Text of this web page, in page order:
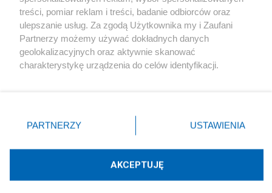
X Facebook Instagram Youtube
Technologię dostarcza:W3media.pl
treści, pomiar reklam i treści, badanie odbiorców oraz
ulepszanie usług. Za zgodą Użytkownika my i Zaufani
Partnerzy możemy używać dokładnych danych
geolokalizacyjnych oraz aktywnie skanować
charakterystykę urządzenia do celów identyfikacji.
zmienić/wycofać klikając przycisk ustawień prywatności
znajdujący się w lewym dolnym rogu strony
rodzaje przetwarzania danych nie wymagają zgody
użytkownika, ale masz prawo sprzeciwić się takiemu
przetwarzaniu. Preferencje będą miały zastosowania tylko
PARTNERZY USTAWIENIA
AKCEPTUJĘ